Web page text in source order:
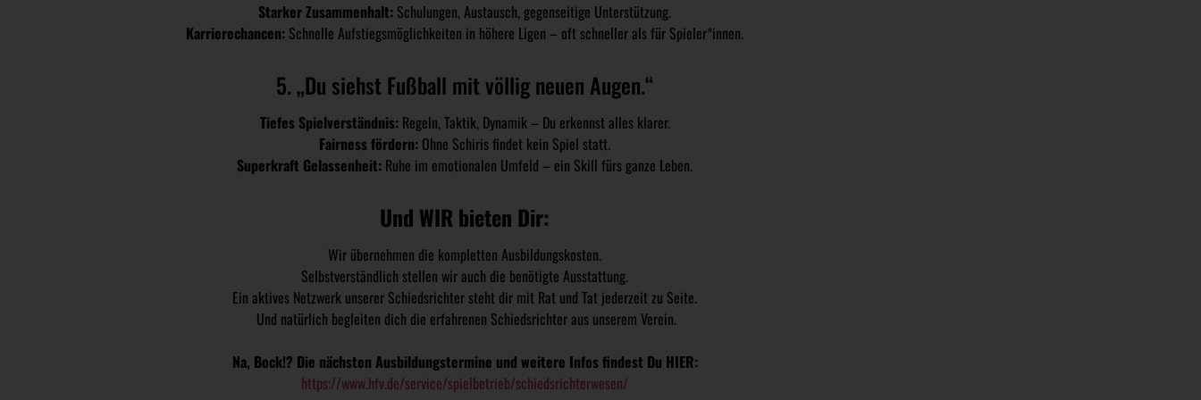
Starker Zusammenhalt: Schulungen, Austausch, gegenseitige Unterstützung.
Karrierechancen: Schnelle Aufstiegsmöglichkeiten in höhere Ligen – oft schneller als für Spieler*innen.
5. „Du siehst Fußball mit völlig neuen Augen.“
Tiefes Spielverständnis: Regeln, Taktik, Dynamik – Du erkennst alles klarer.
Fairness fördern: Ohne Schiris findet kein Spiel statt.
Superkraft Gelassenheit: Ruhe im emotionalen Umfeld – ein Skill fürs ganze Leben.
Und WIR bieten Dir:
Wir übernehmen die kompletten Ausbildungskosten.
Selbstverständlich stellen wir auch die benötigte Ausstattung.
Ein aktives Netzwerk unserer Schiedsrichter steht dir mit Rat und Tat jederzeit zu Seite.
Und natürlich begleiten dich die erfahrenen Schiedsrichter aus unserem Verein.
Na, Bock!? Die nächsten Ausbildungstermine und weitere Infos findest Du HIER:
https://www.hfv.de/service/spielbetrieb/schiedsrichterwesen/